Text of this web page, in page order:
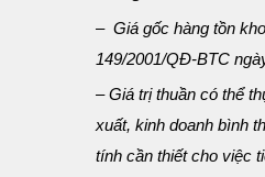
– Giá gốc hàng tồn
149/2001/QĐ-BTC
– Giá trị thuần có thể
xuất, kinh doanh bình
tính cần thiết cho việc